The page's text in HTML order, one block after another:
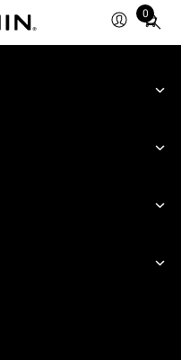
0
Total
items
cart: